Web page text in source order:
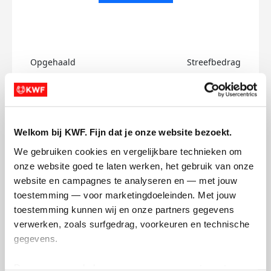
Welkom bij KWF. Fijn dat je onze website bezoekt.
We gebruiken cookies en vergelijkbare technieken om
onze website goed te laten werken, het gebruik van onze
website en campagnes te analyseren en — met jouw
toestemming — voor marketingdoeleinden. Met jouw
toestemming kunnen wij en onze partners gegevens
verwerken, zoals surfgedrag, voorkeuren en technische
gegevens.
Opgehaald Streefbedrag
Josh's badges